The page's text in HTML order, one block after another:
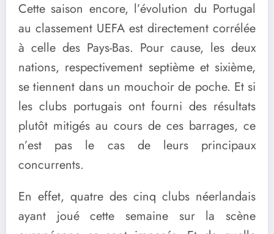
Cette saison encore, l’évolution du Portugal
au classement UEFA est directement corrélée
à celle des Pays-Bas. Pour cause, les deux
nations, respectivement septième et sixième,
se tiennent dans un mouchoir de poche. Et si
les clubs portugais ont fourni des résultats
plutôt mitigés au cours de ces barrages, ce
n’est pas le cas de leurs principaux
concurrents.
En effet, quatre des cinq clubs néerlandais
ayant joué cette semaine sur la scène